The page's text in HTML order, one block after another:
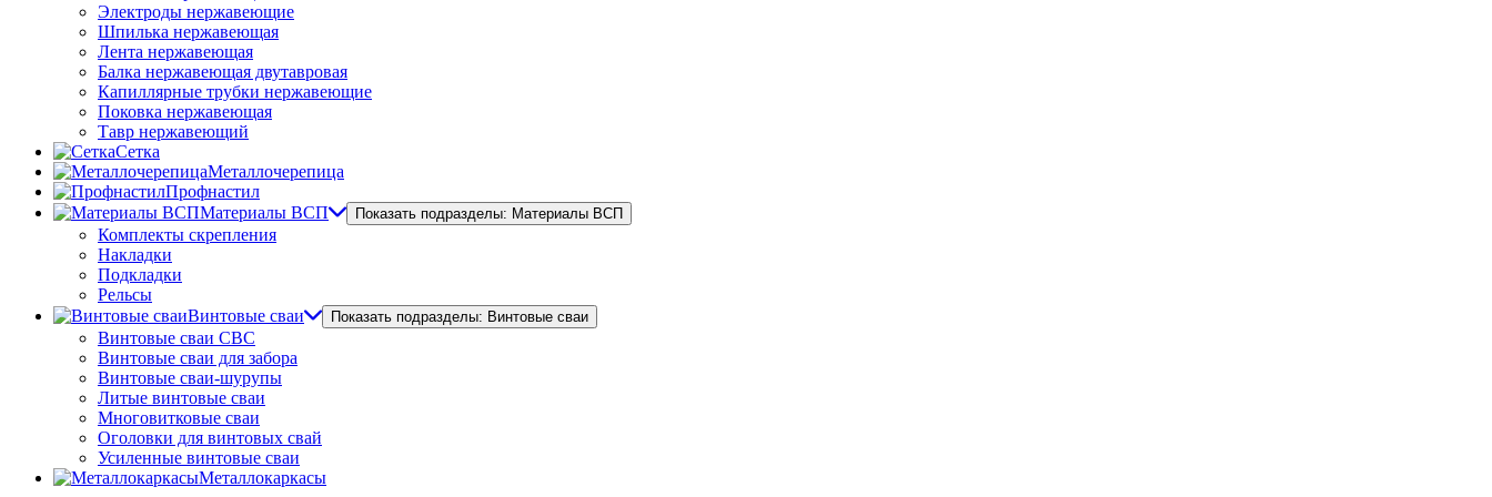
Электроды нержавеющие
Шпилька нержавеющая
Лента нержавеющая
Балка нержавеющая двутавровая
Капиллярные трубки нержавеющие
Поковка нержавеющая
Тавр нержавеющий
Сетка
Металлочерепица
Профнастил
Материалы ВСП
Показать подразделы: Материалы ВСП
Комплекты скрепления
Накладки
Подкладки
Рельсы
Винтовые сваи
Показать подразделы: Винтовые сваи
Винтовые сваи СВС
Винтовые сваи для забора
Винтовые сваи-шурупы
Литые винтовые сваи
Многовитковые сваи
Оголовки для винтовых свай
Усиленные винтовые сваи
Металлокаркасы